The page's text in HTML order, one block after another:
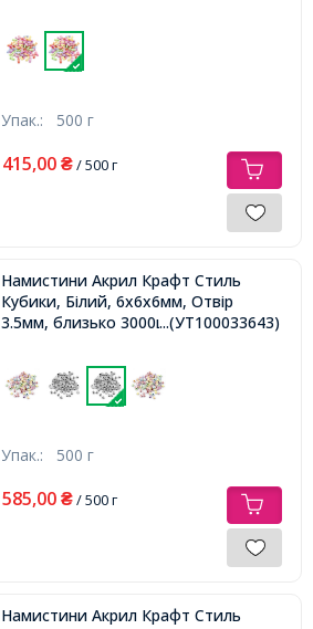
Упак.: 500 г
415,00 ₴/ 500 г
Намистини Акрил Крафт Стиль
Кубики, Білий, 6х6х6мм, Отвір
3.5мм, близько 3000шт/500г,...(УТ100033643)
Упак.: 500 г
585,00 ₴/ 500 г
Намистини Акрил Крафт Стиль